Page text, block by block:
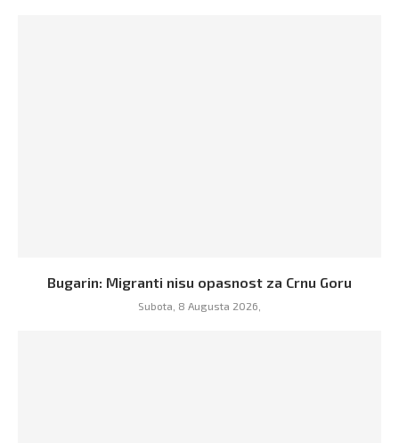
Bugarin: Migranti nisu opasnost za Crnu Goru
Subota, 8 Augusta 2026,